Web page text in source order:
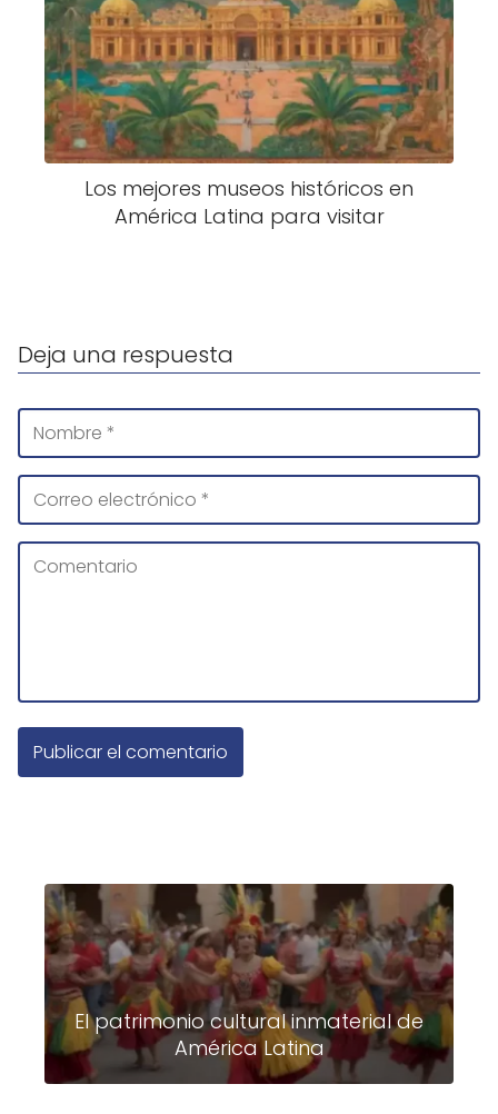
Los mejores museos históricos en
América Latina para visitar
Deja una respuesta
El patrimonio cultural inmaterial de
América Latina